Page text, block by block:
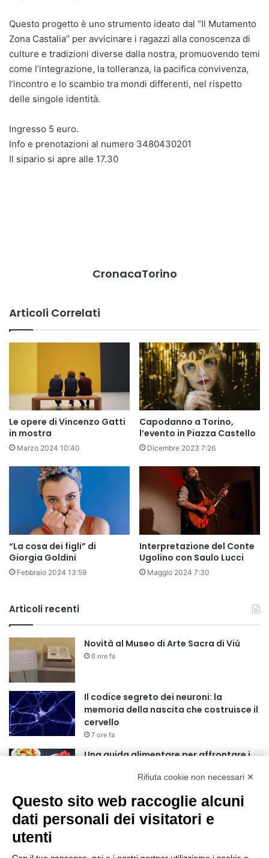
Questo progetto è uno strumento ideato dal “Il Mutamento
Zona Castalia” per avvicinare i ragazzi alla conoscenza di
culture e tradizioni diverse dalla nostra, promuovendo temi
come l’integrazione, la tolleranza, la pacifica convivenza,
l’incontro e lo scambio tra mondi differenti, nel rispetto
delle singole identità.
Ingresso 5 euro.
Info e prenotazioni al numero 3480430201
Il sipario si apre alle 17.30
CronacaTorino
Articoli Correlati
Le opere di Vincenzo Gatti
in mostra
Marzo 2024 10:40
Capodanno a Torino,
l’evento in Piazza Castello
Dicembre 2023 7:26
“La cosa dei figli” di
Giorgia Goldini
Febbraio 2024 13:59
Interpretazione del Conte
Ugolino con Saulo Lucci
Maggio 2024 7:30
Articoli recenti
Novità al Museo di Arte Sacra di Viù
6 ore fa
Il codice segreto dei neuroni: la
memoria della nascita che costruisce il
cervello
7 ore fa
Una guida alimentare per affrontare i
portare in tavola a Ferragosto
Basket Torino guarda al futuro:
accordo pluriennale con il giovane
Rifiuta cookie non necessari ✕
Questo sito web raccoglie alcuni
dati personali dei visitatori e
utenti